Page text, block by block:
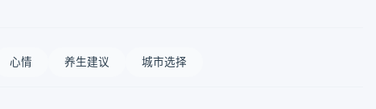
心情 养生建议 城市选择